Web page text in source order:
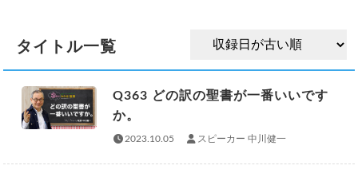
タイトル一覧
Q363 どの訳の聖書が一番いいです
か。
2023.10.05 スピーカー 中川健一